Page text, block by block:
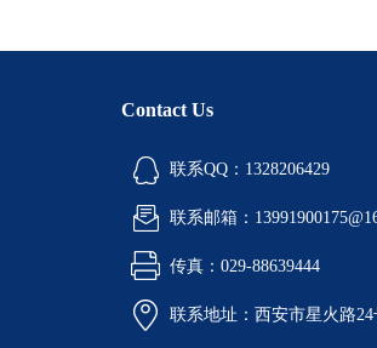
Contact Us
联系QQ：1328206429
联系邮箱：
传真：029-88639444
联系地址：西安市星火路24